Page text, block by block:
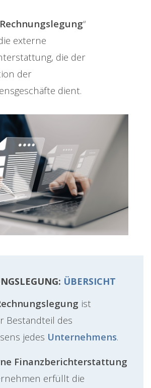
Rechnungslegung“
externe
die der
der
dient.
ÜBERSICHT
ist
Bestandteil des
jedes Unternehmens.
Finanzberichterstattung
erfüllt die